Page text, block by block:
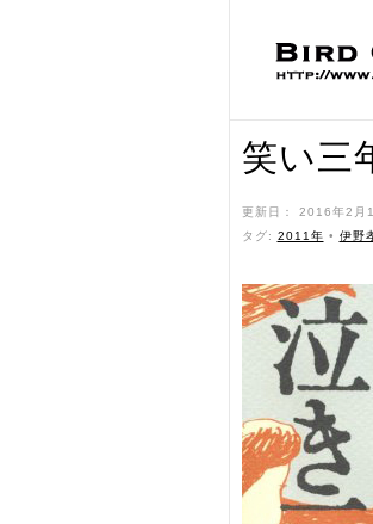
笑い三
更新日： 2016年2月
タグ: 2011年 • 伊野